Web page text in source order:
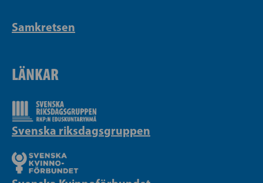
Samkretsen
LÄNKAR
Svenska riksdagsgruppen